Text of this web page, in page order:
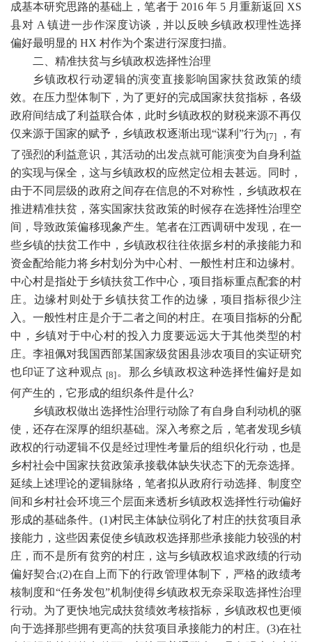
成基本研究思路的基础上，笔者于 2016 年 5 月重新返回 XS
县对 A镇进一步作深度访谈，并以反映乡镇政权理性选择
偏好最明显的 HX 村作为个案进行深度扫描。
二、精准扶贫与乡镇政权选择性治理
乡镇政权行动逻辑的演变直接影响国家扶贫政策的绩
效。在压力型体制下，为了更好的完成国家扶贫指标，各级
政府间结成了利益联合体，此时乡镇政权的财税来源不再仅
仅来源于国家的赋予，乡镇政权逐渐出现“谋利”行为[7]
，有
了强烈的利益意识，其活动的出发点就可能演变为自身利益
的实现与保全，这与乡镇政权的应然定位相去甚远。同时，
由于不同层级的政府之间存在信息的不对称性，乡镇政权在
推进精准扶贫，落实国家扶贫政策的时候存在选择性治理空
间，导致政策偏移现象产生。笔者在江西调研中发现，在一
些乡镇的扶贫工作中，乡镇政权往往依据乡村的承接能力和
资金配给能力将乡村划分为中心村、一般性村庄和边缘村。
中心村是指处于乡镇扶贫工作中心，项目指标重点配套的村
庄。边缘村则处于乡镇扶贫工作的边缘，项目指标很少注
入。一般性村庄是介于二者之间的村庄。在项目指标的分配
中，乡镇对于中心村的投入力度要远远大于其他类型的村
庄。李祖佩对我国西部某国家级贫困县涉农项目的实证研究
也印证了这种观点 [8] 。那么乡镇政权这种选择性偏好是如
何产生的，它形成的组织条件是什么?
乡镇政权做出选择性治理行动除了有自身自利动机的驱
使，还存在深厚的组织基础。深入考察之后，笔者发现乡镇
政权的行动逻辑不仅是经过理性考量后的组织化行动，也是
乡村社会中国家扶贫政策承接载体缺失状态下的无奈选择。
延续上述理论的逻辑脉络，笔者拟从政府行动选择、制度空
间和乡村社会环境三个层面来透析乡镇政权选择性行动偏好
形成的基础条件。 (1)村民主体缺位弱化了村庄的扶贫项目承
接能力，这些因素促使乡镇政权选择那些承接能力较强的村
庄，而不是所有贫穷的村庄，这与乡镇政权追求政绩的行动
偏好契合;(2)在自上而下的行政管理体制下，严格的政绩考
核制度和“任务发包”机制使得乡镇政权无奈采取选择性治理
行动。为了更快地完成扶贫绩效考核指标，乡镇政权也更倾
向于选择那些拥有更高的扶贫项目承接能力的村庄。 (3)在社